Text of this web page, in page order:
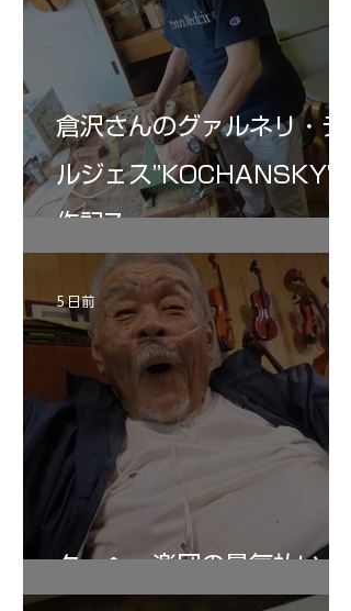
倉沢さんのグァルネリ・デ
ルジェス”KOCHANSKY"制
作記7
ターヘー楽団の暑気払い
5 日前